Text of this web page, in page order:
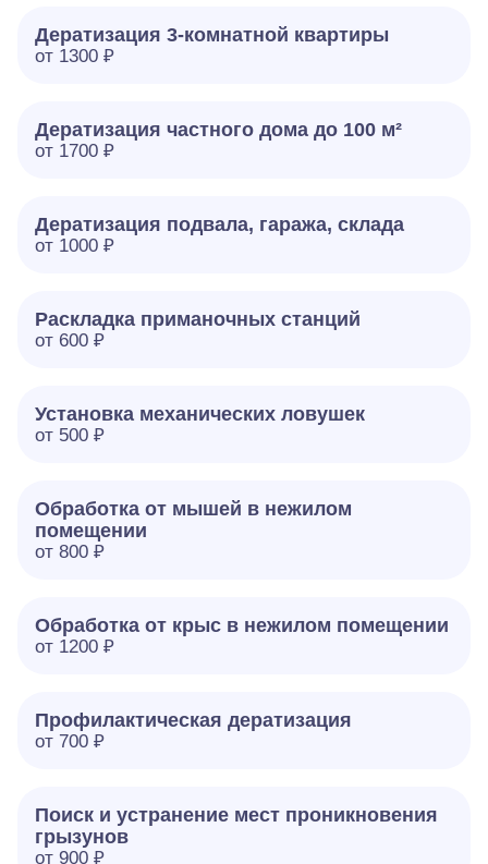
Дератизация 3-комнатной квартиры
от 1300 ₽
Дератизация частного дома до 100 м²
от 1700 ₽
Дератизация подвала, гаража, склада
от 1000 ₽
Раскладка приманочных станций
от 600 ₽
Установка механических ловушек
от 500 ₽
Обработка от мышей в нежилом
помещении
от 800 ₽
Обработка от крыс в нежилом помещении
от 1200 ₽
Профилактическая дератизация
от 700 ₽
Поиск и устранение мест проникновения
грызунов
от 900 ₽